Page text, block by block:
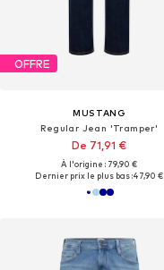
OFFRE
MUSTANG
Regular Jean 'Tramper'
De 71,91 €
À l'origine : 79,90 €
Dernier prix le plus bas :47,90 €